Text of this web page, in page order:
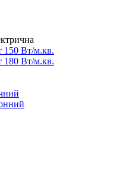
150 Вт/м.кв.
180 Вт/м.кв.